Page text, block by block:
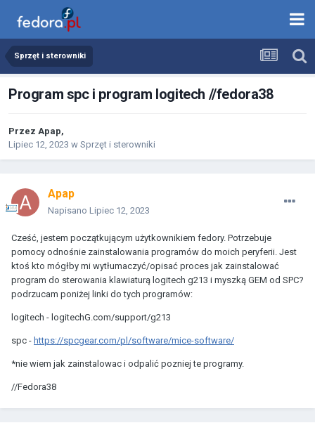
Sprzęt i sterowniki
Program spc i program logitech //fedora38
Przez Apap,
Lipiec 12, 2023 w Sprzęt i sterowniki
Apap
Napisano Lipiec 12, 2023
Cześć, jestem początkującym użytkownikiem fedory. Potrzebuje
pomocy odnośnie zainstalowania programów do moich peryferii. Jest
ktoś kto mógłby mi wytłumaczyć/opisać proces jak zainstalować
program do sterowania klawiaturą logitech g213 i myszką GEM od SPC?
podrzucam poniżej linki do tych programów:
logitech - logitechG.com/support/g213
spc - https://spcgear.com/pl/software/mice-software/
*nie wiem jak zainstalowac i odpalić pozniej te programy.
//Fedora38